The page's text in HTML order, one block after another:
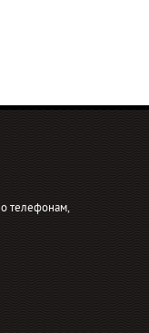
телефонам,